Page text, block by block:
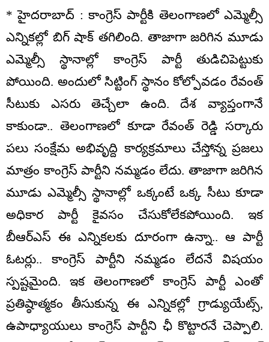
* హైదరాబాద్ : కాంగ్రెస్ పార్టీకి తెలంగాణలో ఎమ్మెల్సీ
ఎన్నికల్లో బిగ్ షాక్ తగిలింది. తాజాగా జరిగిన మూడు
ఎమ్మెల్సీ స్థానాల్లో కాంగ్రెస్ పార్టీ తుడిచిపెట్టుకు
పోయింది. అందులో సిట్టింగ్ స్థానం కోల్పోవడం రేవంత్
సీటుకు ఎసరు తెచ్చేలా ఉంది. దేశ వ్యాప్తంగానే
కాకుండా.. తెలంగాణలో కూడా రేవంత్ రెడ్డి సర్కారు
పలు సంక్షేమ అభివృద్ది కార్యక్రమాలు చేస్తోన్న ప్రజలు
మాత్రం కాంగ్రెస్ పార్టీని నమ్మడం లేదు. తాజాగా జరిగిన
మూడు ఎమ్మెల్సీ స్థానాల్లో ఒక్కంటే ఒక్క సీటు కూడా
అధికార పార్టీ కైవసం చేసుకోలేకపోయింది. ఇక
బీఆర్ఎస్ ఈ ఎన్నికలకు దూరంగా ఉన్నా.. ఆ పార్టీ
ఓటర్లు.. కాంగ్రెస్ పార్టీని నమ్మడం లేదనే విషయం
స్పష్టమైంది. ఇక తెలంగాణలో కాంగ్రెస్ పార్టీ ఎంతో
ప్రతిష్ఠాత్మకం తీసుకున్న ఈ ఎన్నికల్లో గ్రాడ్యుయేట్స్,
ఉపాధ్యాయులు కాంగ్రెస్ పార్టీని ఛీ కొట్టారనే చెప్పాలి.